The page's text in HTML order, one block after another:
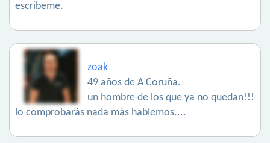
escribeme.
zoak
49 años de A Coruña.
un hombre de los que ya no quedan!!!
lo comprobarás nada más hablemos....